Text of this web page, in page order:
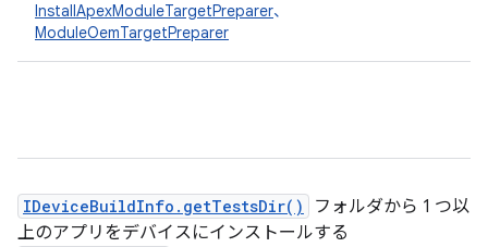
InstallApexModuleTargetPreparer、
ModuleOemTargetPreparer
IDeviceBuildInfo.getTestsDir()
フォルダから 1 つ以
上のアプリをデバイスにインストールする